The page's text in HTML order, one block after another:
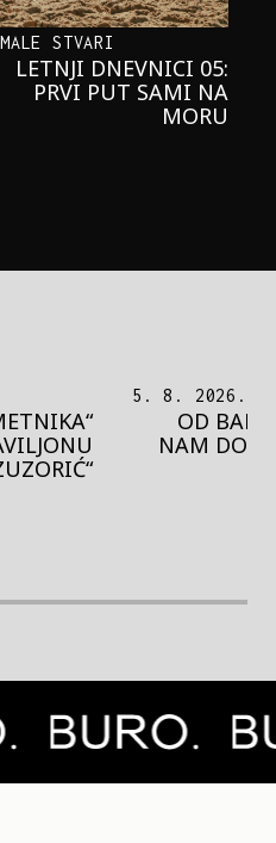
MALE STVARI
LETNJI DNEVNICI 05:
PRVI PUT SAMI NA
MORU
ŠTA
5. 8. 2026.
PEDJA
MOTIVE